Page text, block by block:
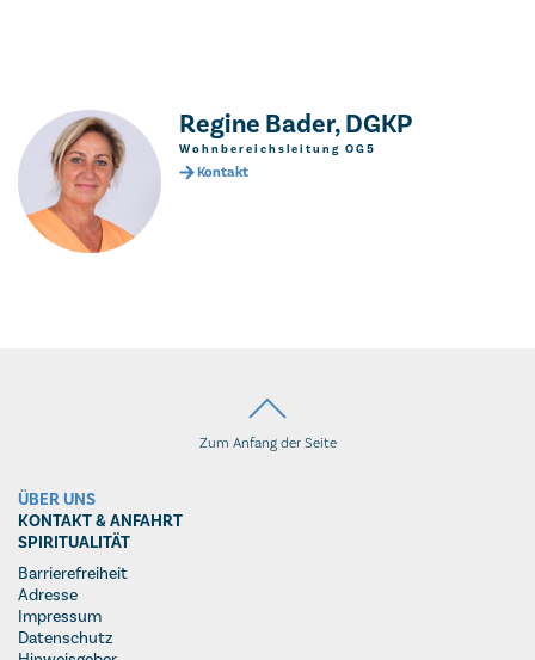
Regine Bader, DGKP
Wohnbereichsleitung OG5
Kontakt
Zum Anfang der Seite
ÜBER UNS
KONTAKT & ANFAHRT
SPIRITUALITÄT
Barrierefreiheit
Adresse
Impressum
Datenschutz